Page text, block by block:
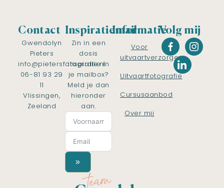
Contact
Gwendolyn
Pieters
info@pietersfotografie.nl
06-81 93 29
11
Vlissingen,
Zeeland
Inspiratiemail
Zin in een
dosis
inspiratie in
je mailbox?
Meld je dan
hieronder
aan.
»
Informatie
Voor
uitvaartverzorgers
Uitvaartfotografie
Cursusaanbod
Over mij
Volg mij